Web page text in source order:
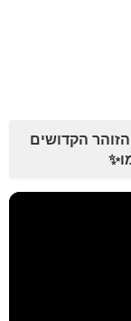
הזוהר הקדושים